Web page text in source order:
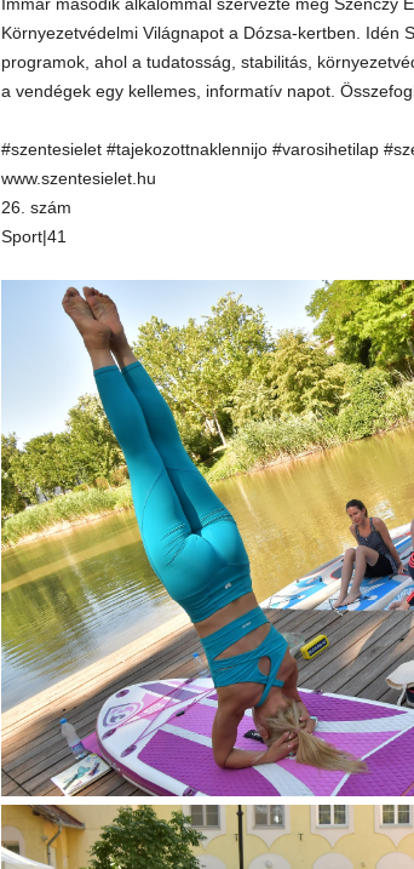
Környezetvédelmi Világnapot a Dózsa-kertben. Idén
programok, ahol a tudatosság, stabilitás,
a vendégek egy kellemes, informatív napot.
#szentesielet #tajekozottnaklennijo #varosihetilap
www.szentesielet.hu
26. szám
Sport|41